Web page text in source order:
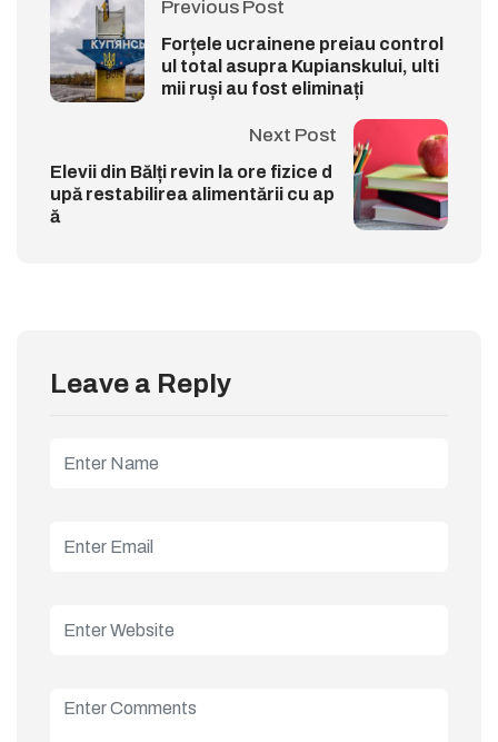
Previous Post
Forțele ucrainene preiau control
ul total asupra Kupianskului, ulti
mii ruși au fost eliminați
Next Post
Elevii din Bălți revin la ore fizice d
upă restabilirea alimentării cu ap
ă
Leave a Reply